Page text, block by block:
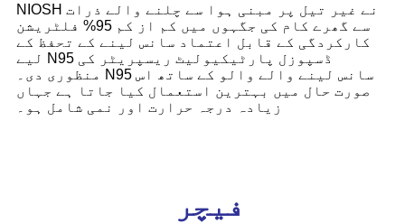
NIOSH نے غیر تیل پر مبنی ہوا سے چلنے والے ذرات
سے گھرے کام کی جگہوں میں کم از کم 95% فلٹریشن
کارکردگی کے قابل اعتماد سانس لینے کے تحفظ کے
لیے N95 ڈسپوزل پارٹیکیولیٹ ریسپریٹر کی
منظوری دی۔ N95 سانس لینے والے والو کے ساتھ اس
صورت حال میں بہترین استعمال کیا جاتا ہے جہاں
زیادہ درجہ حرارت اور نمی شامل ہو۔
فیچر